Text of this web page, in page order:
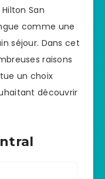
San
comme une
séjour. Dans cet
raisons
un choix
découvrir